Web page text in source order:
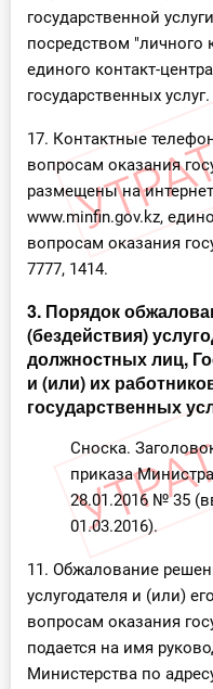
государственной
посредством "личного
единого контакт-
государственных услуг.
17. Контактные
вопросам оказания
размещены на
www.minfin.gov.kz,
вопросам оказания
7777, 1414.
3. Порядок
(бездействия)
должностных лиц,
и (или) их
государственных
Сноска.
приказа
28.01.2016 № 35
01.03.2016).
11. Обжалование
услугодателя и (или)
вопросам оказания
подается на имя
Министерства по